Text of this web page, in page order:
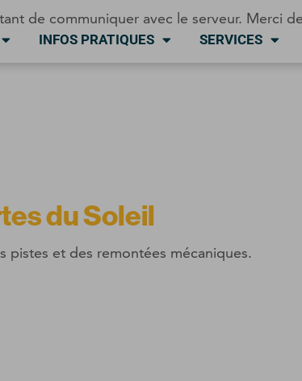
de communiquer avec le serveur. Merci
INFOS PRATIQUES SERVICES
du Soleil
pistes et des remontées mécaniques.